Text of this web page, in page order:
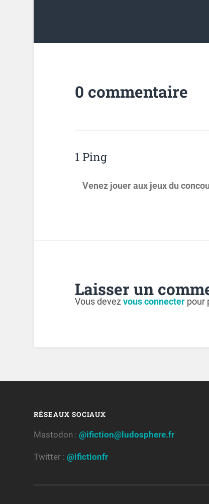
0 commentaire
1 Ping
Venez jouer aux jeux du
Laisser un
Vous devezvous connecterpour
RÉSEAUX SOCIAUX
Mastodon :@ifiction@ludosphere.fr
Twitter :@ifictionfr